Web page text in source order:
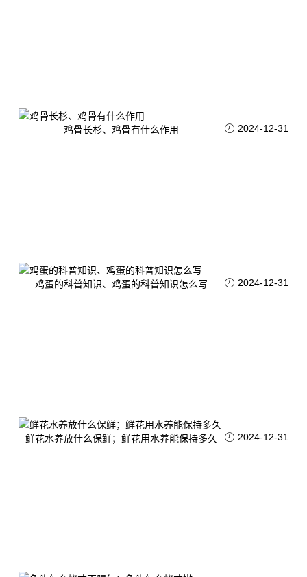
鸡骨长杉、鸡骨有什么作用 2024-12-31
鸡蛋的科普知识、鸡蛋的科普知识怎么写 2024-12-31
鲜花水养放什么保鲜；鲜花用水养能保持多久 2024-12-31